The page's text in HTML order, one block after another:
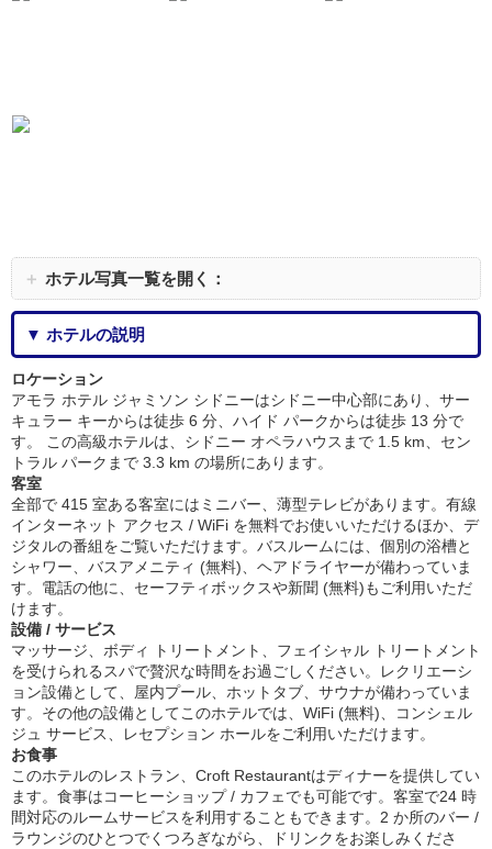
＋ ホテル写真一覧を開く：
▼ ホテルの説明
ロケーション
アモラ ホテル ジャミソン シドニーはシドニー中心部にあり、サー
キュラー キーからは徒歩 6 分、ハイド パークからは徒歩 13 分で
す。 この高級ホテルは、シドニー オペラハウスまで 1.5 km、セン
トラル パークまで 3.3 km の場所にあります。
客室
全部で 415 室ある客室にはミニバー、薄型テレビがあります。有線
インターネット アクセス / WiFi を無料でお使いいただけるほか、デ
ジタルの番組をご覧いただけます。バスルームには、個別の浴槽と
シャワー、バスアメニティ (無料)、ヘアドライヤーが備わっていま
す。電話の他に、セーフティボックスや新聞 (無料)もご利用いただ
けます。
設備 / サービス
マッサージ、ボディ トリートメント、フェイシャル トリートメント
を受けられるスパで贅沢な時間をお過ごしください。レクリエーシ
ョン設備として、屋内プール、ホットタブ、サウナが備わっていま
す。その他の設備としてこのホテルでは、WiFi (無料)、コンシェル
ジュ サービス、レセプション ホールをご利用いただけます。
お食事
このホテルのレストラン、Croft Restaurantはディナーを提供してい
ます。食事はコーヒーショップ / カフェでも可能です。客室で24 時
間対応のルームサービスを利用することもできます。2 か所のバー /
ラウンジのひとつでくつろぎながら、ドリンクをお楽しみくださ